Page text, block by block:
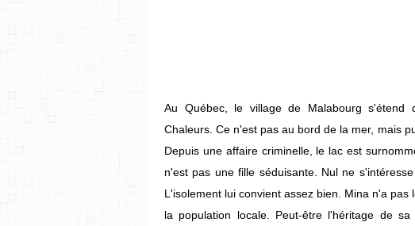
Au Québec, le village de Malabourg
Chaleurs. Ce n'est pas au bord de la mer, mais
Depuis une affaire criminelle, le lac est
n'est pas une fille séduisante. Nul ne
L'isolement lui convient assez bien. Mina n'a
la population locale. Peut-être l'héritage de